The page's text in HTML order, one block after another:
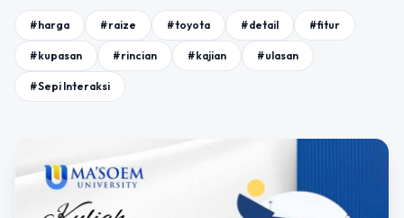
#harga #raize #toyota #detail #fitur
#kupasan #rincian #kajian #ulasan
#Sepi Interaksi